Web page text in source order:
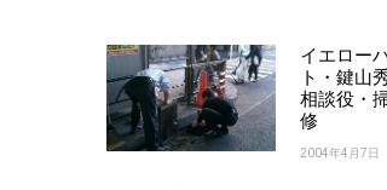
イエロー
ト・鍵山
相談役・
修
2004年4月7日